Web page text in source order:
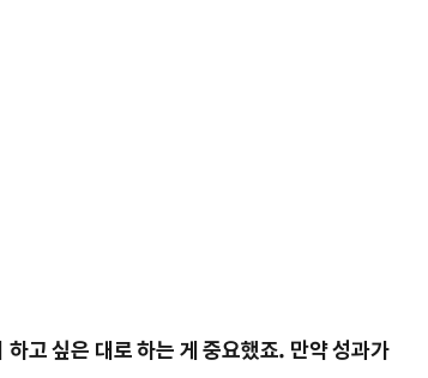
고 싶은 대로 하는 게 중요했죠. 만약 성과가